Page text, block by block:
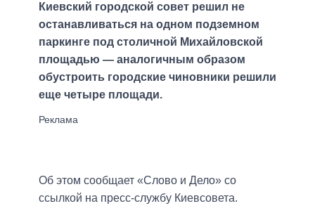
Киевский городской совет решил не
останавливаться на одном подземном
паркинге под столичной Михайловской
площадью — аналогичным образом
обустроить городские чиновники решили
еще четыре площади.
Об этом сообщает «Слово и Дело» со
ссылкой на пресс-службу Киевсовета.